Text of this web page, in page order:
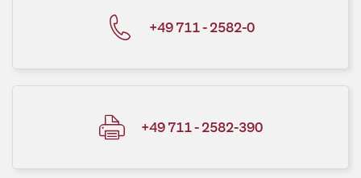
+49 711 - 2582-0
+49 711 - 2582-390